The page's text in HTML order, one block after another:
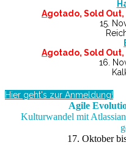
Agotado, Sold
15.
Agotado, Sold
16.
Hier geht's zur Anmeldung!
Agile
Kulturwandel mit
17. Oktober